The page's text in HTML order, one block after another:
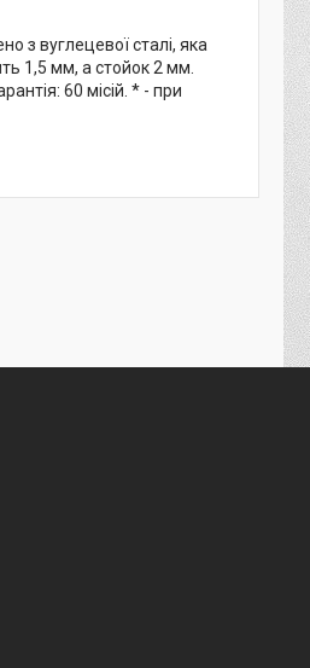
з вуглецевої сталі, яка
1,5 мм, а стойок 2 мм.
60 місій. * - при